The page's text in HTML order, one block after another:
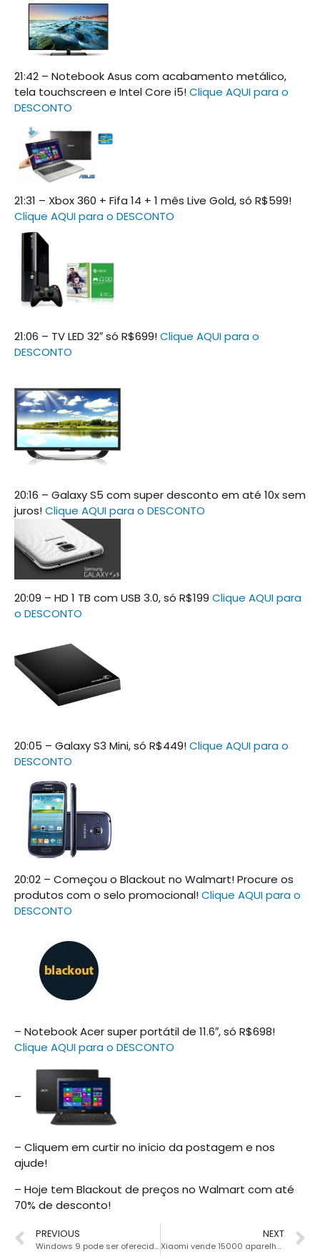
21:42 – Notebook Asus com acabamento metálico,
tela touchscreen e Intel Core i5!Clique AQUI para o
DESCONTO
21:31 – Xbox 360 + Fifa 14 + 1 mês Live Gold, só R$599!
Clique AQUI para o DESCONTO
21:06 – TV LED 32″ só R$699!Clique AQUI para o
DESCONTO
20:16 – Galaxy S5 com super desconto em até 10x sem
juros!Clique AQUI para o DESCONTO
20:09 – HD 1 TB com USB 3.0, só R$199 Clique AQUI para
o DESCONTO
20:05 – Galaxy S3 Mini, só R$449!Clique AQUI para o
DESCONTO
20:02 – Começou o Blackout no Walmart! Procure os
produtos com o selo promocional!Clique AQUI para o
DESCONTO
– Notebook Acer super portátil de 11.6″, só R$698!
Clique AQUI para o DESCONTO
–
– Cliquem em curtir no início da postagem e nos
ajude!
– Hoje tem Blackout de preços no Walmart com até
70% de desconto!
PREVIOUS
Windows 9 pode ser oferecido gratuitamente
NEXT
Xiaomi vende 15000 aparelhos em 2 segundos